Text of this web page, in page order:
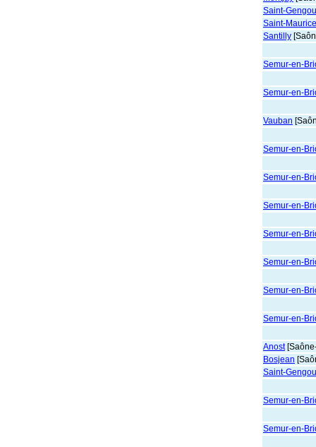
Saint-
Saint-
Santilly
Semur-en-
Semur-en-
Vauban
Semur-en-
Semur-en-
Semur-en-
Semur-en-
Semur-en-
Semur-en-
Semur-en-
Anost
Bosjean
Saint-
Semur-en-
Semur-en-